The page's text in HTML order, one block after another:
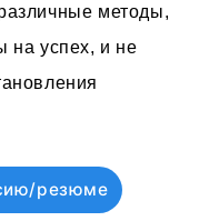
методы,
на успех, и не
резюме